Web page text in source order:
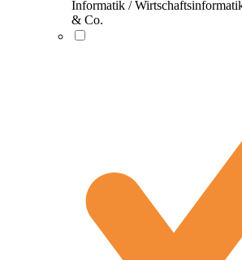
Informatik /
& Co.